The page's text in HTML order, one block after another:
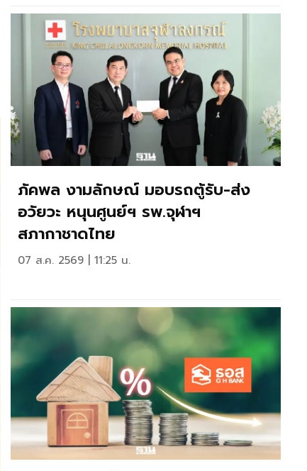
ภัคพล งามลักษณ์ มอบรถตู้รับ-ส่ง
อวัยวะ หนุนศูนย์ฯ รพ.จุฬาฯ
สภากาชาดไทย
07 ส.ค. 2569 | 11:25 น.